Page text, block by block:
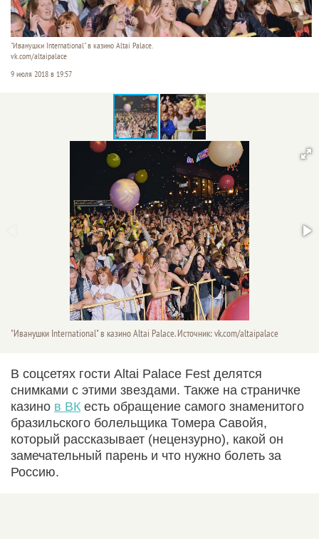
"Иванушки International" в казино Altai Palace.
vk.com/altaipalace
9 июля 2018 в 19:57
"Иванушки International" в казино Altai Palace. Источник: vk.com/altaipalace
В соцсетях гости Altai Palace Fest делятся
снимками с этими звездами. Также на страничке
казино в ВК есть обращение самого знаменитого
бразильского болельщика Томера Савойя,
который рассказывает (нецензурно), какой он
замечательный парень и что нужно болеть за
Россию.